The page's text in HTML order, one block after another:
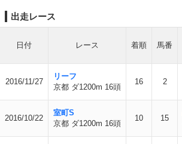
出走レース
日付 レース 着順 馬番
2016/11/27
リーフ
京都 ダ1200m 16頭
16 2
2016/10/22
室町S
京都 ダ1200m 16頭
10 15